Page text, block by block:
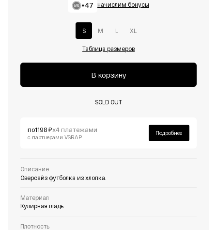
+47 начислим бонусы
S M L XL
Таблица размеров
В корзину
SOLD OUT
по 1198 ₽х4 платежами
с партнерами VSRAP
Подробнее
Описание
Оверсайз футболка из хлопка.
Материал
Кулирная гладь
Плотность